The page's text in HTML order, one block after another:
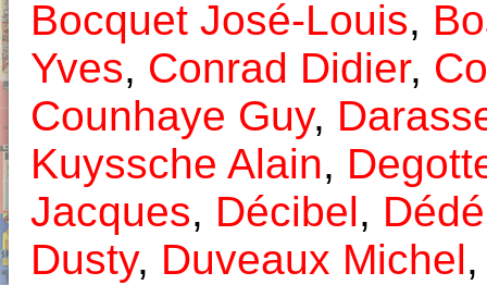
Bocquet José-Louis,
Yves, Conrad Didier,
Counhaye Guy,
Kuyssche Alain,
Jacques, Décibel, Dédé
Dusty, Duveaux Michel